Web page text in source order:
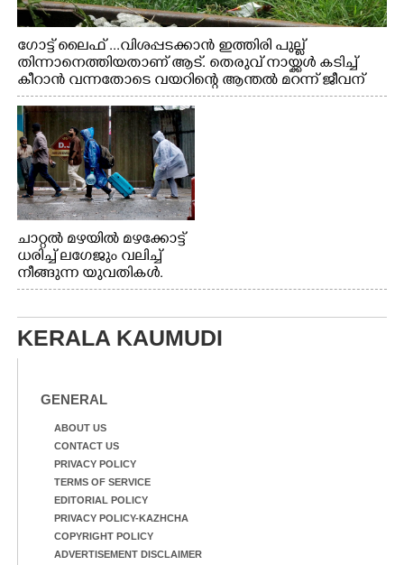
ഗോട്ട് ലൈഫ് ...വിശപ്പടക്കാൻ ഇത്തിരി പുല്ല്
തിന്നാനെത്തിയതാണ് ആട്. തെരുവ് നായ്ക്കൾ കടിച്ച്
കീറാൻ വന്നതോടെ വയറിന്റെ ആന്തൽ മറന്ന് ജീവന്
വേണ്ടിയായി ഓട്ടം. എറണാകുളം വാത്തുരുത്തിയിൽ
നിന്നുള്ള കാഴ്ച
ചാറ്റൽ മഴയിൽ മഴക്കോട്ട്
ധരിച്ച് ലഗേജും വലിച്ച്
നീങ്ങുന്ന യുവതികൾ.
എറണാകുളം മേനകയിൽ
KERALA KAUMUDI
GENERAL
ABOUT US
CONTACT US
PRIVACY POLICY
TERMS OF SERVICE
EDITORIAL POLICY
PRIVACY POLICY-KAZHCHA
COPYRIGHT POLICY
ADVERTISEMENT DISCLAIMER